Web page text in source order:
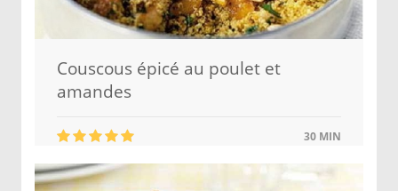
Couscous épicé au poulet et
amandes
30 MIN